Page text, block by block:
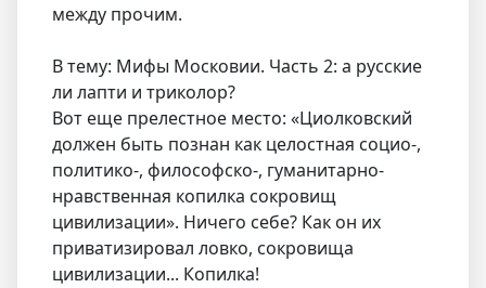
между прочим.
В тему: Мифы Московии. Часть 2: а русские
ли лапти и триколор?
Вот еще прелестное место: «Циолковский
должен быть познан как целостная социо-,
политико-, философско-, гуманитарно-
нравственная копилка сокровищ
цивилизации». Ничего себе? Как он их
приватизировал ловко, сокровища
цивилизации... Копилка!